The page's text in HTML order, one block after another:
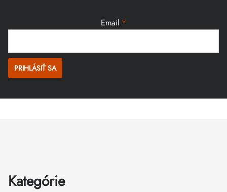
Email
PRIHLÁSIŤ SA
Kategórie